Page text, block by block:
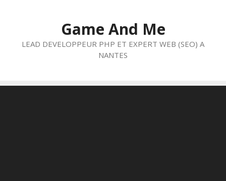
Game And Me
LEAD DEVELOPPEUR PHP ET EXPERT WEB (SEO) A
NANTES